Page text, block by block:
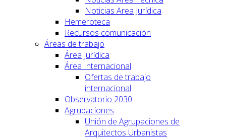
Noticias Area Jurídica
Hemeroteca
Recursos comunicación
Áreas de trabajo
Área Jurídica
Área Internacional
Ofertas de trabajo
internacional
Observatorio 2030
Agrupaciones
Unión de Agrupaciones de
Arquitectos Urbanistas